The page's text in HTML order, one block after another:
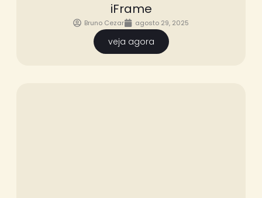
iFrame
Bruno Cezar agosto 29, 2025
veja agora